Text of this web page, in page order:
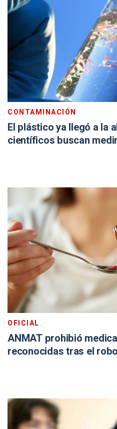
CONTAMINACIÓN
El plástico ya llegó a la
científicos buscan
OFICIAL
ANMAT prohibió
reconocidas tras el